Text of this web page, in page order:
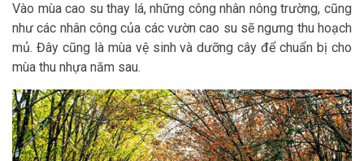
Vào mùa cao su thay lá, những công nhân nông trường, cũng
như các nhân công của các vườn cao su sẽ ngưng thu hoạch
mủ. Đây cũng là mùa vệ sinh và dưỡng cây để chuẩn bị cho
mùa thu nhựa năm sau.